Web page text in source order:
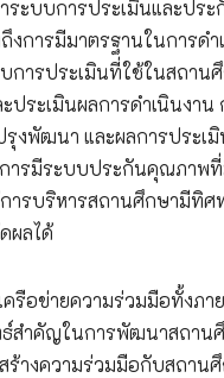
ะบบการประเมินและปร
งการมีมาตรฐานในการดำ
การประเมินที่ใช้ในสถาน
ประเมินผลการดำเนินงาน
งพัฒนา และผลการประเ
ารมีระบบประกันคุณภาพ
ารบริหารสถานศึกษามีทิศ
ผลได้
ครือข่ายความร่วมมือทั้งภา
สำคัญในการพัฒนาสถาน
ร้างความร่วมมือกับสถาน